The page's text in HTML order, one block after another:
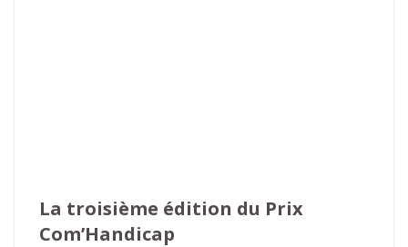
La troisième édition du Prix
Com’Handicap